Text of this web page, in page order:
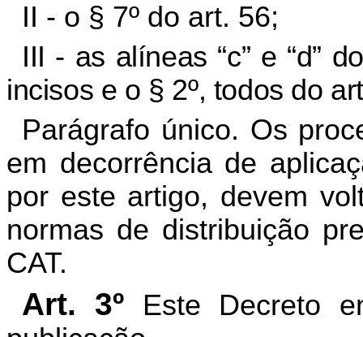
II - o § 7º do art. 56;
III - as alíneas “c” e “d”
incisos e o § 2º, todos do
Parágrafo único. Os
em decorrência de
por este artigo, devem
normas de distribuição
CAT.
Art. 3º Este Decreto